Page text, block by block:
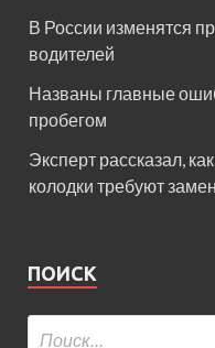
В России изменятся
водителей
Названы главные
пробегом
Эксперт рассказал,
колодки требуют
ПОИСК